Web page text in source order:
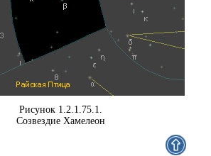
Рисунок 1.2.1.75.1.
Созвездие Хамелеон